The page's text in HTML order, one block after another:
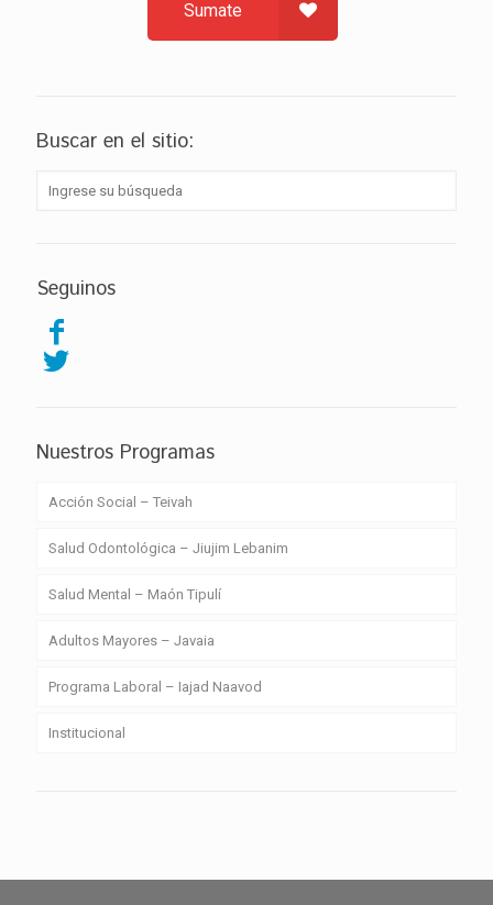
Sumate
Buscar en el sitio:
Seguinos
Nuestros Programas
Acción Social – Teivah
Salud Odontológica – Jiujim Lebanim
Salud Mental – Maón Tipulí
Adultos Mayores – Javaia
Programa Laboral – Iajad Naavod
Institucional